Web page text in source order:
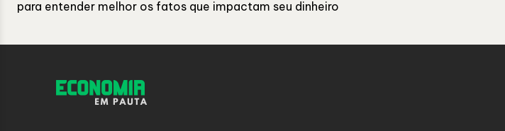
para entender melhor os fatos que impactam seu dinheiro